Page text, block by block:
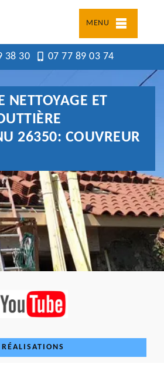
MENU
38 30 07 77 89 03 74
NETTOYAGE ET
26350: COUVREUR
RÉALISATIONS